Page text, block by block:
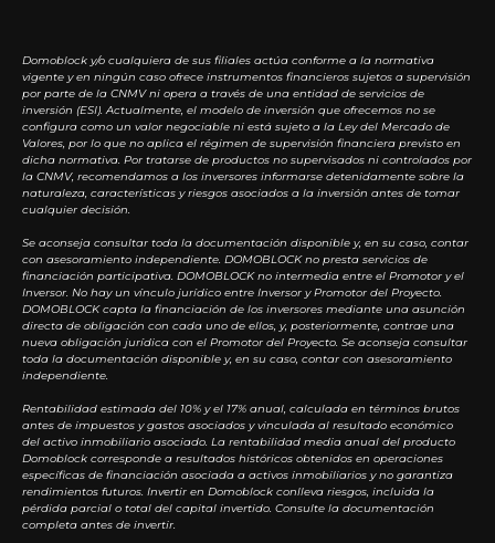
Domoblock y/o cualquiera de sus filiales actúa conforme a la normativa
vigente y en ningún caso ofrece instrumentos financieros sujetos a supervisión
por parte de la CNMV ni opera a través de una entidad de servicios de
inversión (ESI). Actualmente, el modelo de inversión que ofrecemos no se
configura como un valor negociable ni está sujeto a la Ley del Mercado de
Valores, por lo que no aplica el régimen de supervisión financiera previsto en
dicha normativa. Por tratarse de productos no supervisados ni controlados por
la CNMV, recomendamos a los inversores informarse detenidamente sobre la
naturaleza, características y riesgos asociados a la inversión antes de tomar
cualquier decisión.
Se aconseja consultar toda la documentación disponible y, en su caso, contar
con asesoramiento independiente. DOMOBLOCK no presta servicios de
financiación participativa. DOMOBLOCK no intermedia entre el Promotor y el
Inversor. No hay un vínculo jurídico entre Inversor y Promotor del Proyecto.
DOMOBLOCK capta la financiación de los inversores mediante una asunción
directa de obligación con cada uno de ellos, y, posteriormente, contrae una
nueva obligación jurídica con el Promotor del Proyecto. Se aconseja consultar
toda la documentación disponible y, en su caso, contar con asesoramiento
independiente.
Rentabilidad estimada del 10% y el 17% anual, calculada en términos brutos
antes de impuestos y gastos asociados y vinculada al resultado económico
del activo inmobiliario asociado. La rentabilidad media anual del producto
Domoblock corresponde a resultados históricos obtenidos en operaciones
específicas de financiación asociada a activos inmobiliarios y no garantiza
rendimientos futuros. Invertir en Domoblock conlleva riesgos, incluida la
pérdida parcial o total del capital invertido. Consulte la documentación
completa antes de invertir.